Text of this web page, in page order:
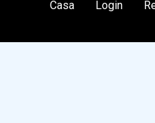
Casa Login